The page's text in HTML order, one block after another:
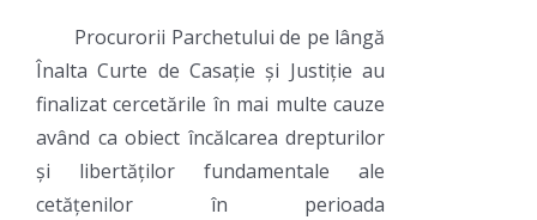
Procurorii Parchetului de pe lângă
Înalta Curte de Casație și Justiție au
finalizat cercetările în mai multe cauze
având ca obiect încălcarea drepturilor
și libertăților fundamentale ale
cetățenilor în perioada